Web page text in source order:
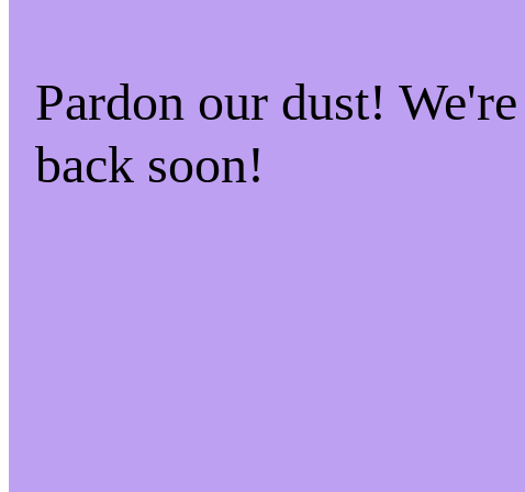
Pardon our dust!
back soon!